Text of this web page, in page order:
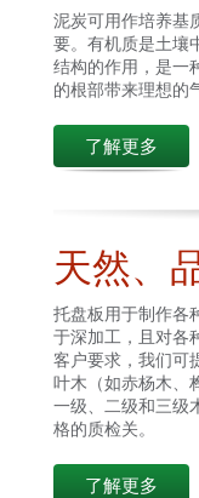
泥炭可用作培养基
要。有机质是土壤
结构的作用，是一
的根部带来理想的
了解更多
天然、
托盘板用于制作各
于深加工，且对各
客户要求，我们可
叶木（如赤杨木、
一级、二级和三级
格的质检关。
了解更多